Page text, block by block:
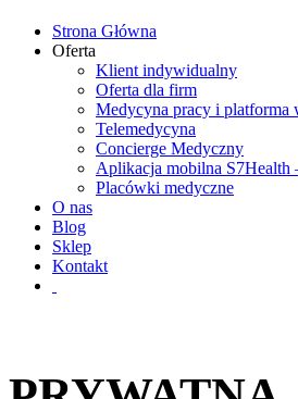
Strona Główna
Oferta
Klient indywidualny
Oferta dla firm
Medycyna pracy i platforma
Telemedycyna
Concierge Medyczny
Aplikacja mobilna S7Health
Placówki medyczne
O nas
Blog
Sklep
Kontakt